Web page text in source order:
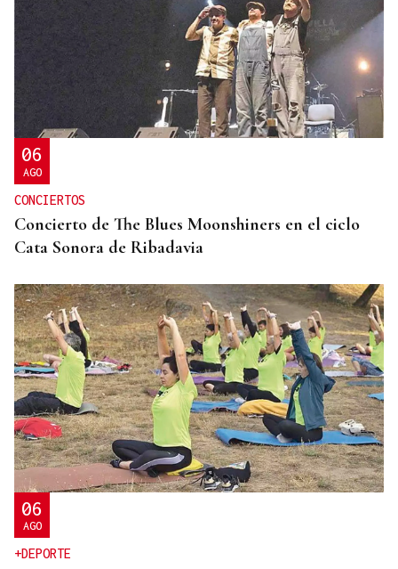
LONDON HONEY AWARDS
Inés Mirás, apicultora en Vilar de Santos: "O
salario do ano que vén xógase dende agora ata
xuño"
06
AGO
CONCIERTOS
Concierto de The Blues Moonshiners en el ciclo
Cata Sonora de Ribadavia
06
AGO
+DEPORTE